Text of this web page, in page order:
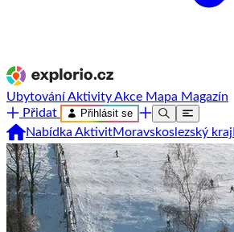
UbytováníAktivityAkce Mapa Magazín
Přidat
Přihlásit se
Nabídka AktivitMoravskoslezský kraj